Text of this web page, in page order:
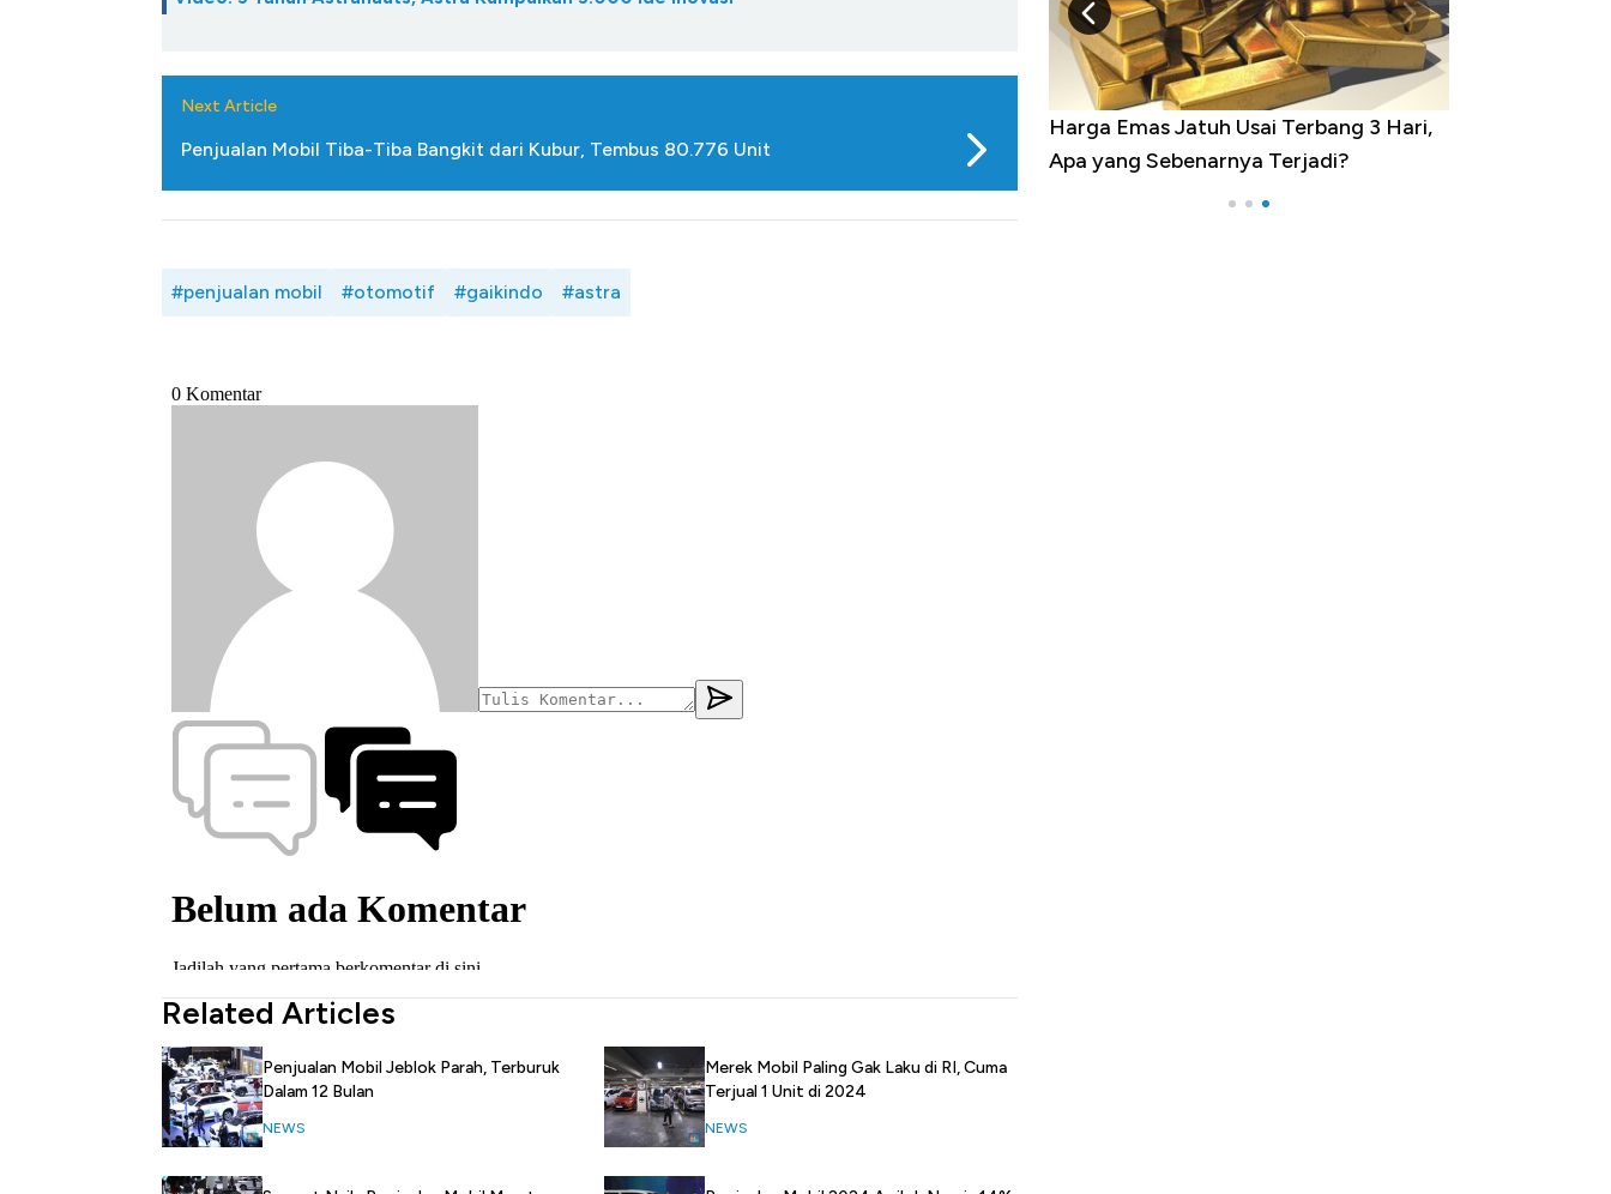
Next Article
Penjualan Mobil Tiba-Tiba Bangkit dari Kubur, Tembus 80.776 Unit
#penjualan mobil #otomotif #gaikindo #astra
Related Articles
Penjualan Mobil Jeblok Parah, Terburuk
Dalam 12 Bulan
NEWS
Merek Mobil Paling Gak Laku di RI, Cuma
Terjual 1 Unit di 2024
NEWS
Langit Dunia, Pembunuh Boeing-Airbus?
Harga Batu Bara Bangkit, Ada Kabar
Baik Buat Pengusaha RI
Harga Emas Jatuh Usai Terbang 3 Hari,
Apa yang Sebenarnya Terjadi?